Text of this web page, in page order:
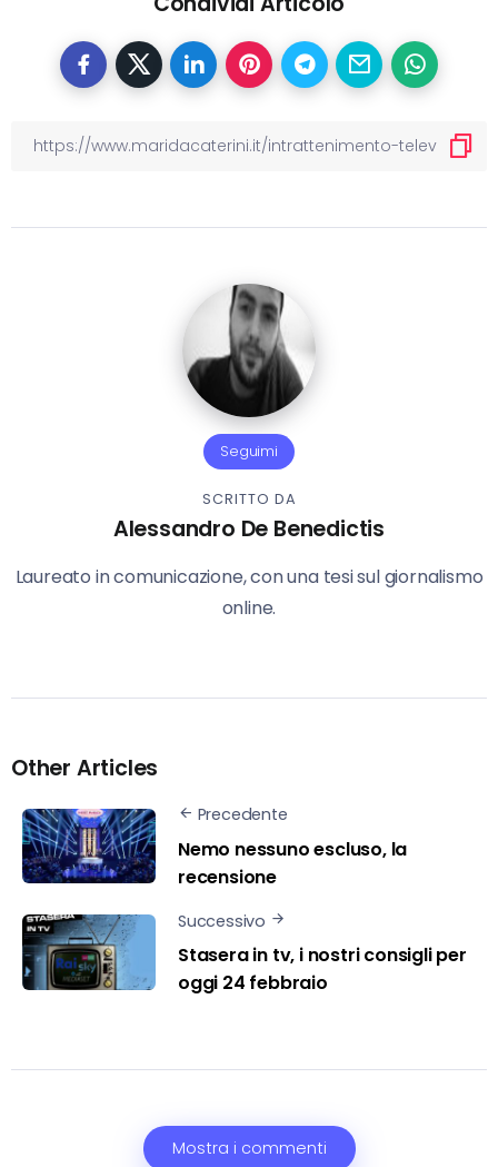
Seguimi
SCRITTO DA
Alessandro De Benedictis
Laureato in comunicazione, con una tesi sul giornalismo
online.
Other Articles
Precedente
Nemo nessuno escluso, la
recensione
Successivo
Stasera in tv, i nostri consigli per
oggi 24 febbraio
Mostra i commenti